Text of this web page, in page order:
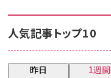
人気記事トップ10
昨日 1週間